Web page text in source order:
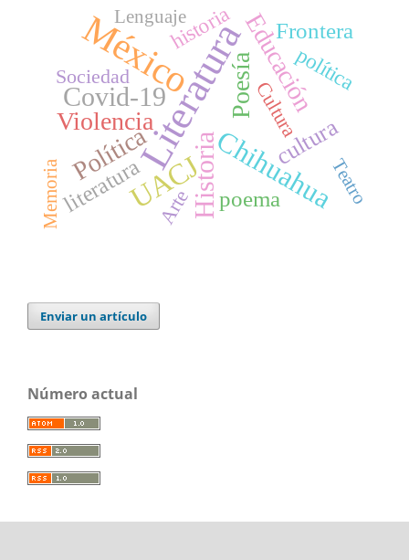
Literatura
México
UACJChihuahua
Historia
Covid-19 Poesía
Violencia
Educación
Política cultura
poema
Frontera
literatura
política
historia
Cultura
Arte
Sociedad
Teatro
Lenguaje
Memoria
Enviar un artículo
Número actual